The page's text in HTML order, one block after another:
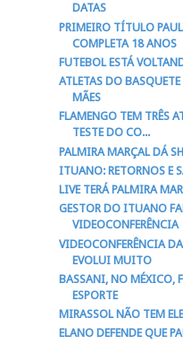
DATAS
PRIMEIRO TÍTULO
COMPLETA 18 ANOS
FUTEBOL ESTÁ
ATLETAS DO
MÃES
FLAMENGO TEM TRÊS
TESTE DO CO...
PALMIRA MARÇAL DÁ
ITUANO: RETORNOS E
LIVE TERÁ PALMIRA
GESTOR DO ITUANO
VIDEOCONFERÊNCIA
VIDEOCONFERÊNCIA
EVOLUI MUITO
BASSANI, NO MÉXICO,
ESPORTE
MIRASSOL NÃO TEM
ELANO DEFENDE QUE